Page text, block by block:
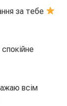
за тебе
всім